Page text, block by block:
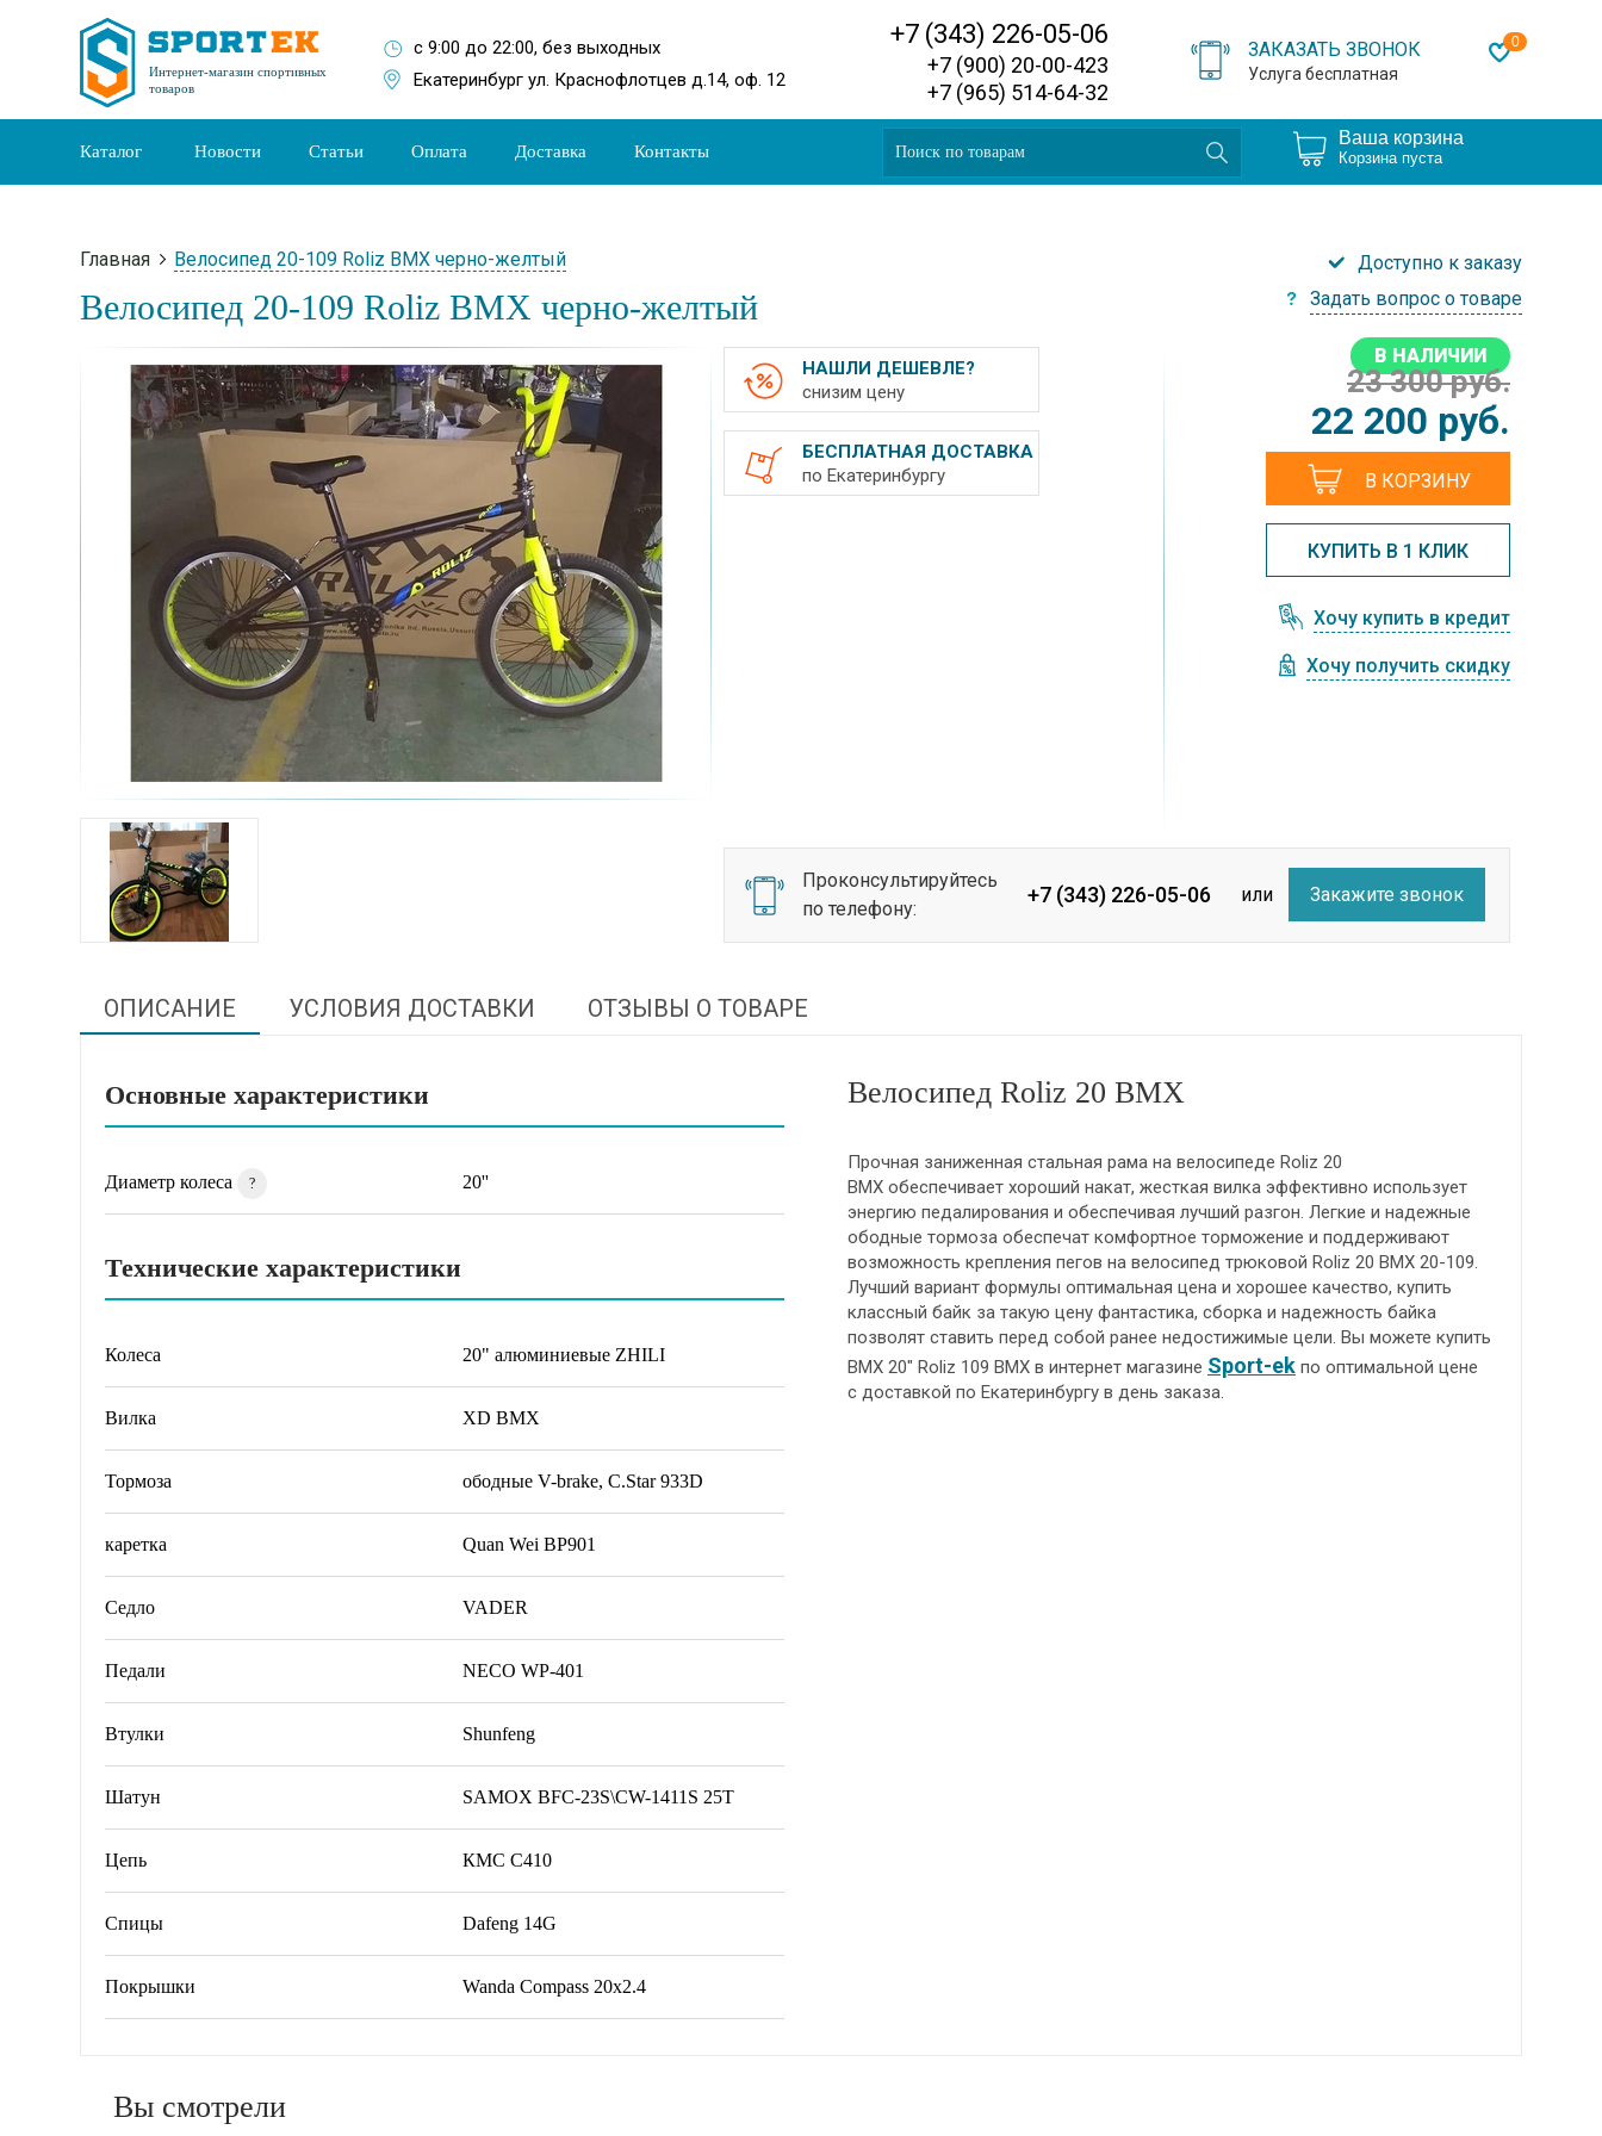
Интернет-магазин спортивных
товаров
с 9:00 до 22:00, без выходных
Екатеринбург ул. Краснофлотцев д.14, оф. 12
+7 (343) 226-05-06
+7 (900) 20-00-423
+7 (965) 514-64-32
ЗАКАЗАТЬ ЗВОНОК
Услуга бесплатная
0
Каталог Новости Статьи Оплата Доставка Контакты
Ваша корзина
Корзина пуста
Главная Велосипед 20-109 Roliz BMX черно-желтый
Велосипед 20-109 Roliz BMX черно-желтый
Доступно к заказу
Задать вопрос о товаре
НАШЛИ ДЕШЕВЛЕ?
снизим цену
БЕСПЛАТНАЯ ДОСТАВКА
по Екатеринбургу
В НАЛИЧИИ
22 200 руб.
23 300 руб.
В КОРЗИНУ
КУПИТЬ В 1 КЛИК
Хочу купить в кредит
Хочу получить скидку
Проконсультируйтесь
по телефону:
+7 (343) 226-05-06 или Закажите звонок
ОПИСАНИЕ УСЛОВИЯ ДОСТАВКИ ОТЗЫВЫ О ТОВАРЕ
Велосипед Roliz 20 BMX
Прочная заниженная стальная рама на велосипеде Roliz 20
BMX обеспечивает хороший накат, жесткая вилка эффективно использует
энергию педалирования и обеспечивая лучший разгон. Легкие и надежные
ободные тормоза обеспечат комфортное торможение и поддерживают
возможность крепления пегов на велосипед трюковой Roliz 20 BMX 20-109.
Лучший вариант формулы оптимальная цена и хорошее качество, купить
классный байк за такую цену фантастика, сборка и надежность байка
позволят ставить перед собой ранее недостижимые цели. Вы можете купить
BMX 20" Roliz 109 BMX в интернет магазине Sport-ek по оптимальной цене
с доставкой по Екатеринбургу в день заказа.
Основные характеристики
Диаметр колеса ? 20''
Технические характеристики
Колеса 20" алюминиевые ZHILI
Вилка XD BMX
Тормоза ободные V-brake, C.Star 933D
каретка Quan Wei BP901
Седло VADER
Педали NECO WP-401
Втулки Shunfeng
Шатун SAMOX BFC-23S\CW-1411S 25T
Цепь КМС С410
Спицы Dafeng 14G
Покрышки Wanda Compass 20х2.4
Вы смотрели